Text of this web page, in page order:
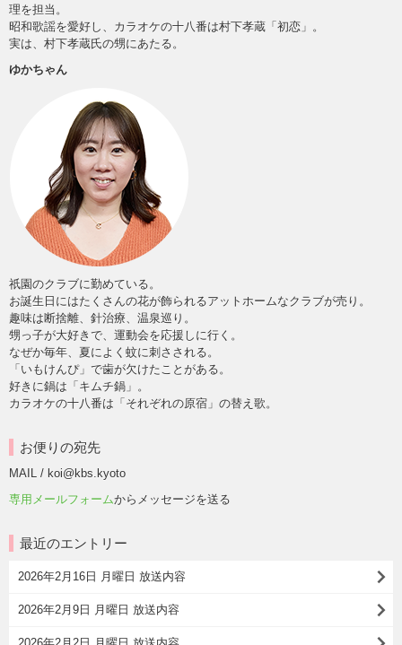
理を担当。
昭和歌謡を愛好し、カラオケの十八番は村下孝蔵「初恋」。
実は、村下孝蔵氏の甥にあたる。
ゆかちゃん
祇園のクラブに勤めている。
お誕生日にはたくさんの花が飾られるアットホームなクラブが売り。
趣味は断捨離、針治療、温泉巡り。
甥っ子が大好きで、運動会を応援しに行く。
なぜか毎年、夏によく蚊に刺さされる。
「いもけんぴ」で歯が欠けたことがある。
好きに鍋は「キムチ鍋」。
カラオケの十八番は「それぞれの原宿」の替え歌。
お便りの宛先
MAIL / koi@kbs.kyoto
専用メールフォームからメッセージを送る
最近のエントリー
2026年2月16日 月曜日 放送内容
2026年2月9日 月曜日 放送内容